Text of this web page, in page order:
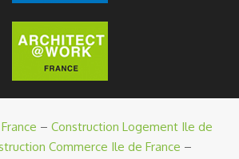
– Construction Logement Ile de
Commerce Ile de France –